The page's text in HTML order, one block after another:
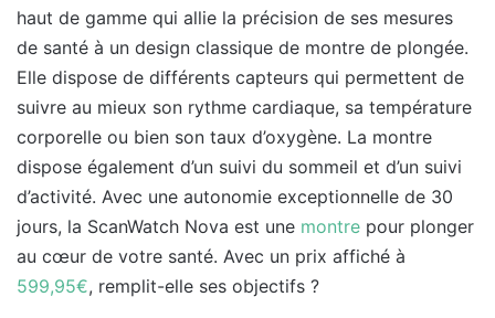
haut de gamme qui allie la précision de ses mesures
de santé à un design classique de montre de plongée.
Elle dispose de différents capteurs qui permettent de
suivre au mieux son rythme cardiaque, sa température
corporelle ou bien son taux d’oxygène. La montre
dispose également d’un suivi du sommeil et d’un suivi
d’activité. Avec une autonomie exceptionnelle de 30
jours, la ScanWatch Nova est une montre pour plonger
au cœur de votre santé. Avec un prix affiché à
599,95€, remplit-elle ses objectifs ?